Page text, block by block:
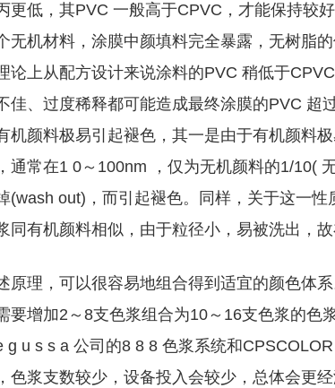
更低，其PVC 一般高于CPVC，才能保持较
无机材料，涂膜中颜填料完全暴露，无树脂
论上从配方设计来说涂料的PVC 稍低于
佳、过度稀释都可能造成最终涂膜的PVC 超
机颜料极易引起褪色，其一是由于有机颜料
通常在1 0～100nm ，仅为无机颜料的1/10(
(wash out)，而引起褪色。同样，关于这一
同有机颜料相似，由于粒径小，易被洗出，
原理，可以很容易地组合得到适宜的颜色体
要增加2～8支色浆组合为10～16支色浆的色
g u s s a 公司的8 8 8 色浆系统和
色浆支数较少，设备投入会较少，总体会更